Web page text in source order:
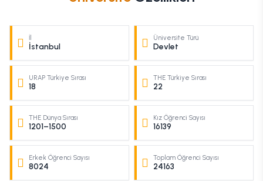
İl
İstanbul
Üniversite Türü
Devlet
URAP Türkiye Sırası
18
THE Türkiye Sırası
22
THE Dünya Sırası
1201–1500
Kız Öğrenci Sayısı
16139
Erkek Öğrenci Sayısı
8024
Toplam Öğrenci Sayısı
24163